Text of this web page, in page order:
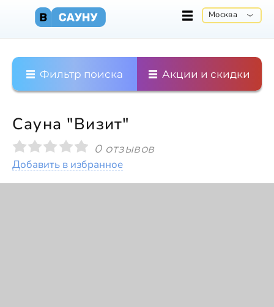
Москва
Фильтр поиска Акции и скидки
Сауна "Визит"
0 отзывов
Добавить в избранное